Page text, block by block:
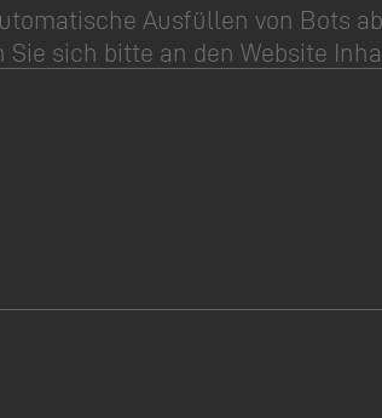
Ausfüllen von Bots
sich bitte an den Website